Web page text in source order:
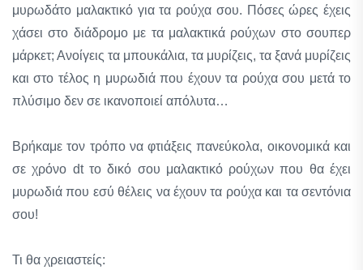
μυρωδάτο μαλακτικό για τα ρούχα σου. Πόσες ώρες έχεις
χάσει στο διάδρομο με τα μαλακτικά ρούχων στο σουπερ
μάρκετ; Ανοίγεις τα μπουκάλια, τα μυρίζεις, τα ξανά μυρίζεις
και στο τέλος η μυρωδιά που έχουν τα ρούχα σου μετά το
πλύσιμο δεν σε ικανοποιεί απόλυτα…
Βρήκαμε τον τρόπο να φτιάξεις πανεύκολα, οικονομικά και
σε χρόνο dt το δικό σου μαλακτικό ρούχων που θα έχει
μυρωδιά που εσύ θέλεις να έχουν τα ρούχα και τα σεντόνια
σου!
Τι θα χρειαστείς: